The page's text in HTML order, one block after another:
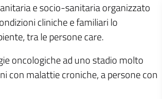
e socio-sanitaria organizzato
cliniche e familiari lo
tra le persone care.
oncologiche ad uno stadio molto
con malattie croniche, a persone con